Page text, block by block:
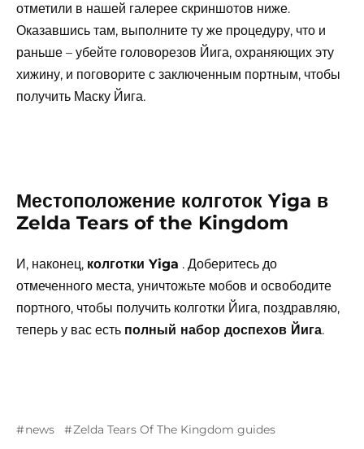
отметили в нашей галерее скриншотов ниже.
Оказавшись там, выполните ту же процедуру, что и
раньше – убейте головорезов Йига, охраняющих эту
хижину, и поговорите с заключенным портным, чтобы
получить Маску Йига.
Местоположение колготок Yiga в
Zelda Tears of the Kingdom
И, наконец, колготки Yiga . Доберитесь до
отмеченного места, уничтожьте мобов и освободите
портного, чтобы получить колготки Йига, поздравляю,
теперь у вас есть полный набор доспехов Йига.
news Zelda Tears Of The Kingdom guides